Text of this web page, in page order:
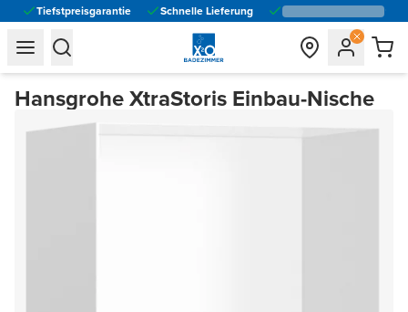
Tiefstpreisgarantie Schnelle Lieferung
general.navigation.toggle_menu.label
general.navigation.toggle_menu.label
Hansgrohe XtraStoris Einbau-Nische